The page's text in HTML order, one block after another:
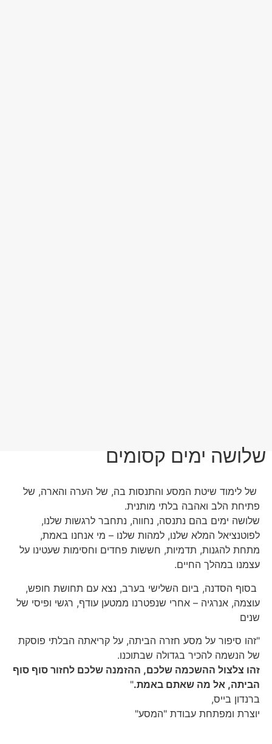
שלושה ימים קסומים
של לימוד שיטת המסע והתנסות בה, של הערה והארה, של
פתיחת הלב ואהבה בלתי מותנית.
שלושה ימים בהם נתנסה, נחווה, נתחבר לרגשות שלנו,
לפוטנציאל המלא שלנו, למהות שלנו – מי אנחנו באמת,
מתחת להגנות, תדמיות, חששות פחדים וחסימות שעטינו על
עצמנו במהלך החיים.
בסוף הסדנה, ביום השלישי בערב, נצא עם תחושת חופש,
עוצמה, אנרגיה – אחרי שנפטרנו ממטען עודף, רגשי ופיסי של
שנים
"זהו סיפור על מסע חזרה הביתה, על קריאתה הבלתי פוסקת
של הנשמה להכיר בגדולה שבתוכנו.
זהו צלצול ההשכמה שלכם, ההזמנה שלכם לחזור סוף סוף
הביתה, אל מה שאתם באמת."
ברנדון בייס,
יוצרת ומפתחת עבודת "המסע"